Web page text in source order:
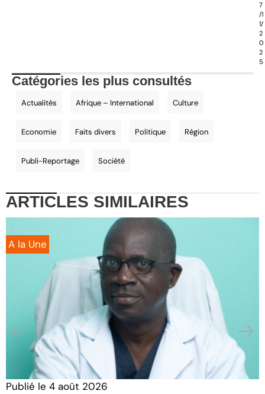
7
/1
1/
2
0
2
5
Catégories les plus consultés
Actualités Afrique – International Culture
Economie Faits divers Politique Région
Publi-Reportage Société
ARTICLES SIMILAIRES
A la Une
Publié le 4 août 2026